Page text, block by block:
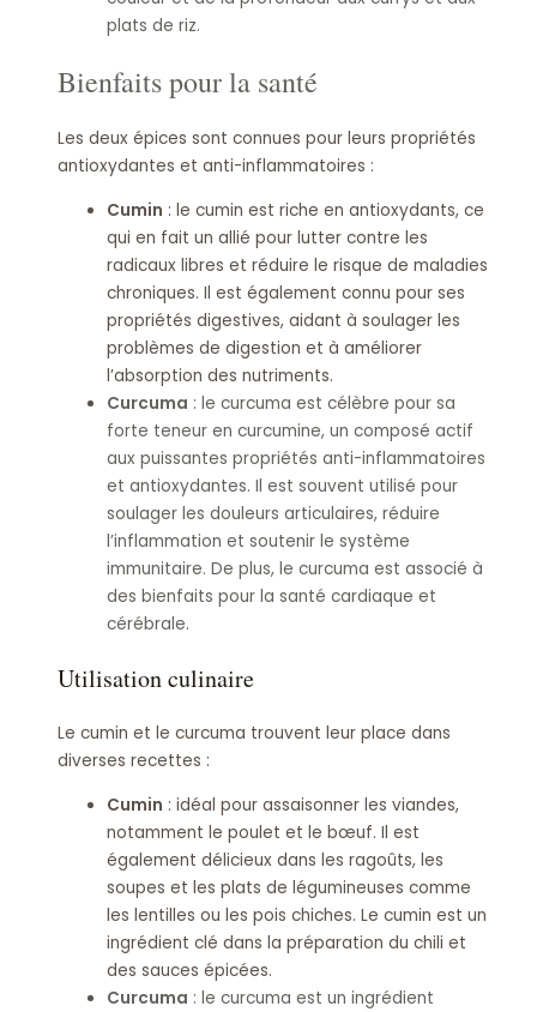
plats de riz.
Bienfaits pour la santé
Les deux épices sont connues pour leurs propriétés
antioxydantes et anti-inflammatoires :
Cumin : le cumin est riche en antioxydants, ce
qui en fait un allié pour lutter contre les
radicaux libres et réduire le risque de maladies
chroniques. Il est également connu pour ses
propriétés digestives, aidant à soulager les
problèmes de digestion et à améliorer
l’absorption des nutriments.
Curcuma : le curcuma est célèbre pour sa
forte teneur en curcumine, un composé actif
aux puissantes propriétés anti-inflammatoires
et antioxydantes. Il est souvent utilisé pour
soulager les douleurs articulaires, réduire
l’inflammation et soutenir le système
immunitaire. De plus, le curcuma est associé à
des bienfaits pour la santé cardiaque et
cérébrale.
Utilisation culinaire
Le cumin et le curcuma trouvent leur place dans
diverses recettes :
Cumin : idéal pour assaisonner les viandes,
notamment le poulet et le bœuf. Il est
également délicieux dans les ragoûts, les
soupes et les plats de légumineuses comme
les lentilles ou les pois chiches. Le cumin est un
ingrédient clé dans la préparation du chili et
des sauces épicées.
Curcuma : le curcuma est un ingrédient